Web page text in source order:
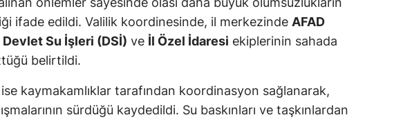
ifade edildi. Valilik koordinesinde, il merkezinde AFAD
Devlet Su İşleri (DSİ) ve İl Özel İdaresi ekiplerinin sahada
belirtildi.
kaymakamlıklar tarafından koordinasyon sağlanarak,
sürdüğü kaydedildi. Su baskınları ve taşkınlardan